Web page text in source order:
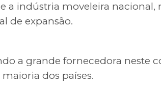
a indústria moveleira
de expansão.
a grande fornecedora neste
dos países.